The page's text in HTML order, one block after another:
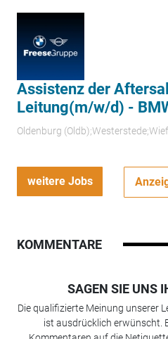
Assistenz der
Leitung(m/w/d) -
Oldenburg
weitere Jobs
KOMMENTARE
SAGEN SIE UNS
Die qualifizierte Meinung unserer
ist ausdrücklich erwünscht.